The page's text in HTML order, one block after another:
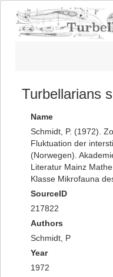
Turbellarians
Name
Schmidt, P. (1972).
Fluktuation der
(Norwegen).
Literatur Mainz
Klasse Mikrofauna
SourceID
217822
Authors
Schmidt, P
Year
1972